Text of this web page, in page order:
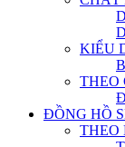
KIỂU
THEO
ĐỒNG HỒ
THEO